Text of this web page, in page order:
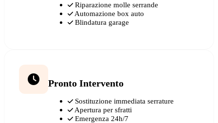
Riparazione molle serrande
Automazione box auto
Blindatura garage
Pronto Intervento
Sostituzione immediata serrature
Apertura per sfratti
Emergenza 24h/7